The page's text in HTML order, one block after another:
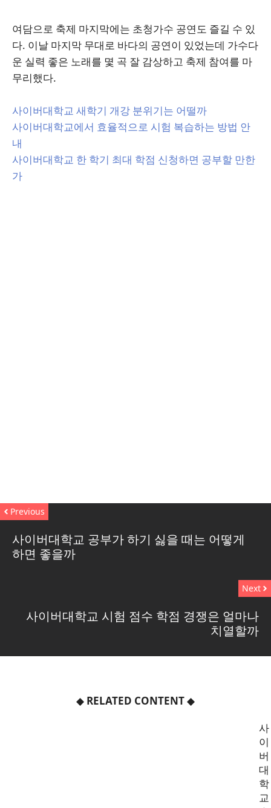
여담으로 축제 마지막에는 초청가수 공연도 즐길 수 있
다. 이날 마지막 무대로 바다의 공연이 있었는데 가수다
운 실력 좋은 노래를 몇 곡 잘 감상하고 축제 참여를 마
무리했다.
사이버대학교 새학기 개강 분위기는 어떨까
사이버대학교에서 효율적으로 시험 복습하는 방법 안
내
사이버대학교 한 학기 최대 학점 신청하면 공부할 만한
가
Previous
사이버대학교 공부가 하기 싫을 때는 어떻게
하면 좋을까
Next
사이버대학교 시험 점수 학점 경쟁은 얼마나
치열할까
◆ RELATED CONTENT◆
사
이
버
대
학
교